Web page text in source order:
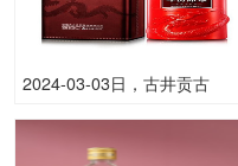
2024-03-03日，古井贡古
16500ML50.00度酒每瓶的价
格是多少呢？